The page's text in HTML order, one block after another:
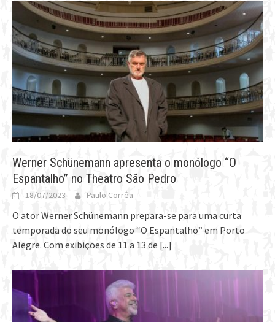
Werner Schünemann apresenta o monólogo “O
Espantalho” no Theatro São Pedro
18/07/2023 Paulo Corrêa
O ator Werner Schünemann prepara-se para uma curta
temporada do seu monólogo “O Espantalho” em Porto
Alegre. Com exibições de 11 a 13 de [...]